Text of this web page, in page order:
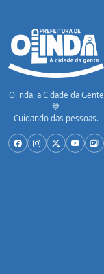
Olinda, a Cidade da Gente
💙
Cuidando das pessoas.